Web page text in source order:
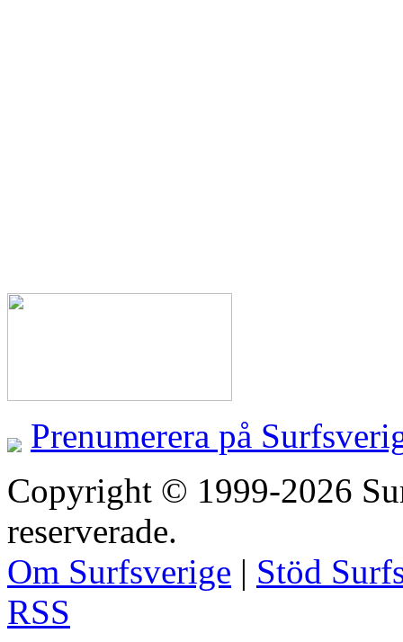
Prenumerera på
Copyright © 1999-2026
reserverade.
Om Surfsverige | Stöd
RSS